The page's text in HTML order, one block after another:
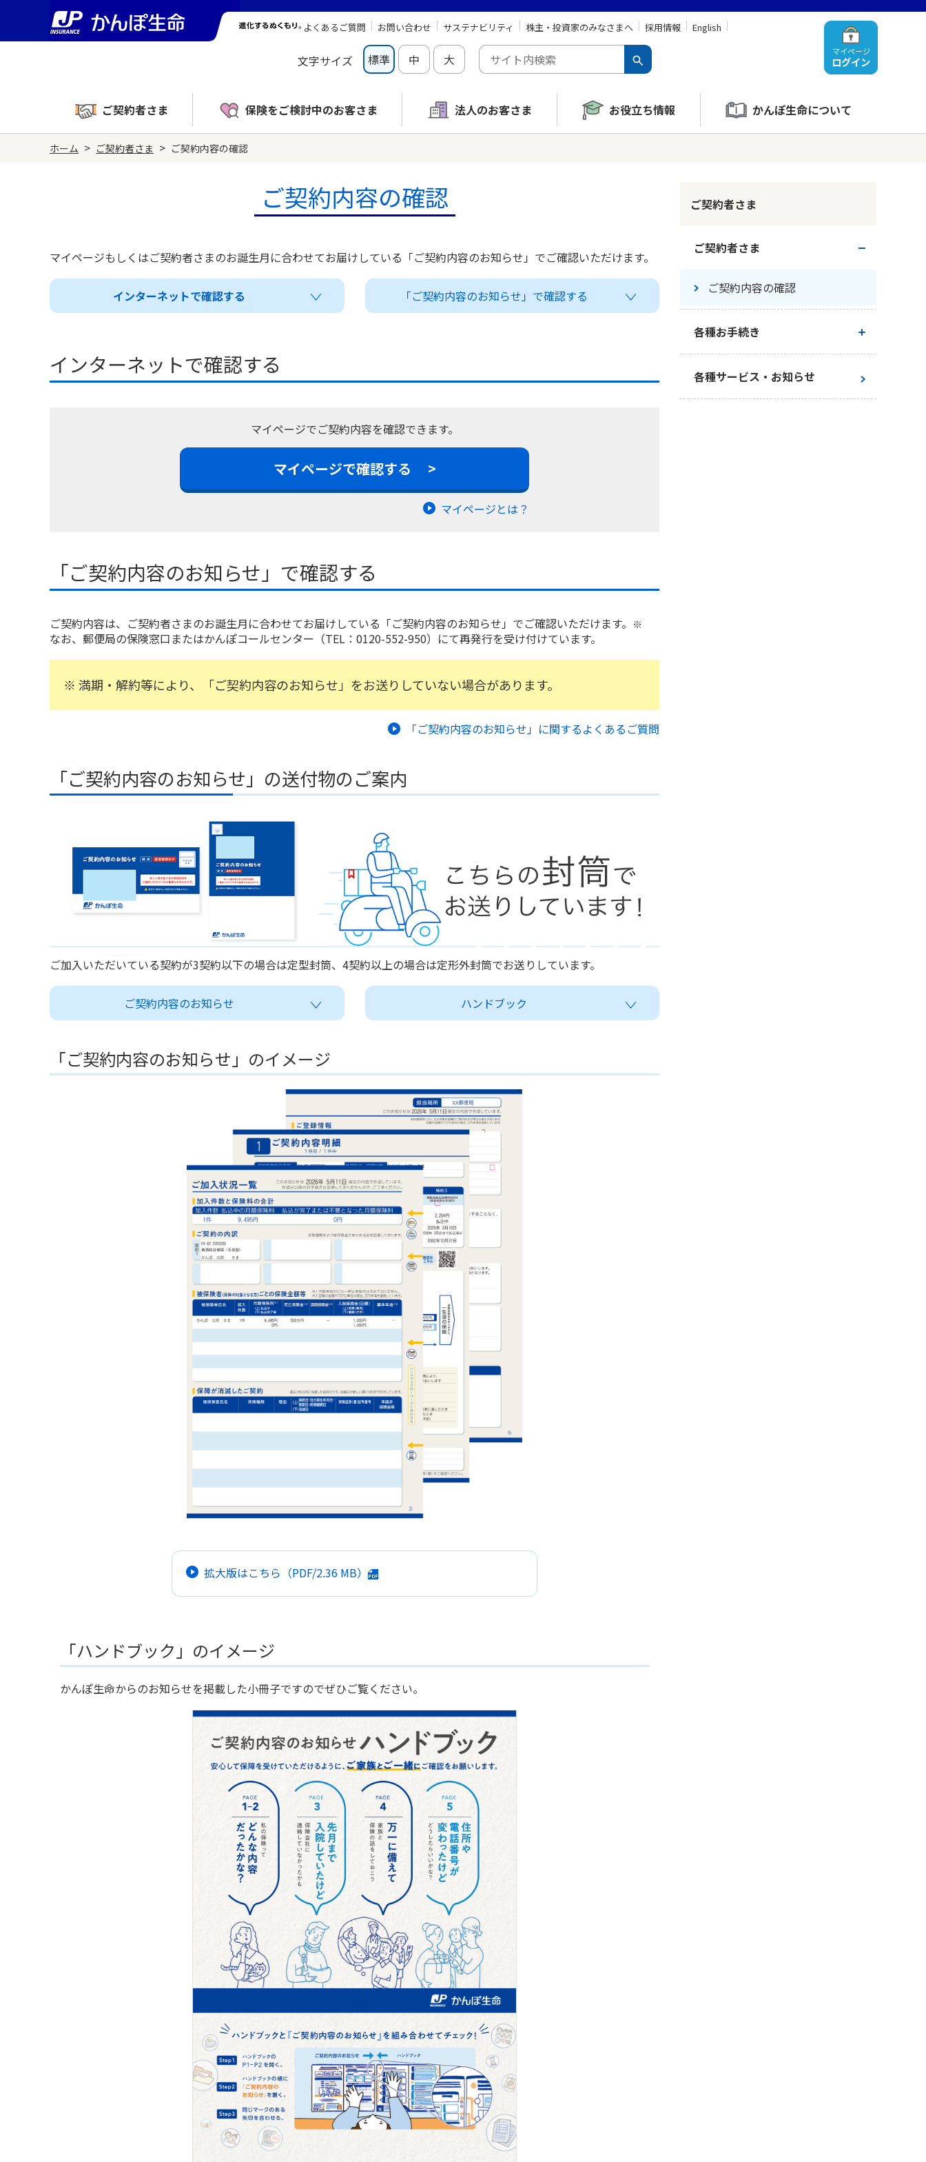
マイページ
ログイン
よくあるご質問 お問い合わせ サステナビリティ 株主・投資家のみなさまへ 採用情報 English
文字サイズ 標準 中 大
ご契約者さま 保険をご検討中のお客さま 法人のお客さま お役立ち情報 かんぽ生命について
ホーム > ご契約者さま > ご契約内容の確認
ご契約内容の確認
マイページもしくはご契約者さまのお誕生月に合わせてお届けしている「ご契約内容のお知らせ」でご確認いただけます。
インターネットで確認する 「ご契約内容のお知らせ」 で確認する
インターネットで確認する
マイページでご契約内容を確認できます。
マイページで確認する >
マイページとは？
「ご契約内容のお知らせ」で確認する
ご契約内容は、ご契約者さまのお誕生月に合わせてお届けしている「ご契約内容のお知らせ」でご確認いただけます。 ※
なお、郵便局の保険窓口またはかんぽコールセンター（TEL：0120-552-950）にて再発行を受け付けています。
満期・解約等により、「ご契約内容のお知らせ」をお送りしていない場合があります。
「ご契約内容のお知らせ」に関するよくあるご質問
「ご契約内容のお知らせ」の送付物のご案内
ご加入いただいている契約が3契約以下の場合は定型封筒、4契約以上の場合は定形外封筒でお送りしています。
ご契約内容のお知らせ ハンドブック
「ご契約内容のお知らせ」のイメージ
拡大版はこちら（PDF/2.36 MB）
「ハンドブック」のイメージ
かんぽ生命からのお知らせを掲載した小冊子ですのでぜひご覧ください。
ご契約者さま
ご契約者さま
ご契約内容の確認
各種お手続き
お手続き一覧
各種サービス・お知らせ